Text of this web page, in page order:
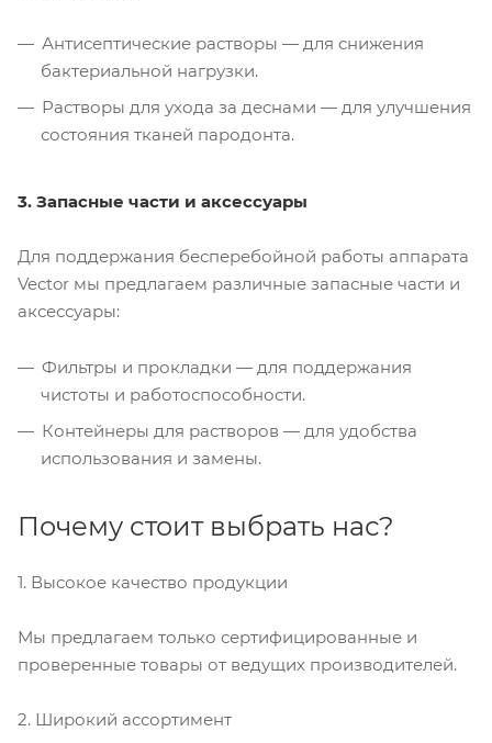
Антисептические растворы — для снижения
бактериальной нагрузки.
Растворы для ухода за деснами — для улучшения
состояния тканей пародонта.
3. Запасные части и аксессуары
Для поддержания бесперебойной работы аппарата
Vector мы предлагаем различные запасные части и
аксессуары:
Фильтры и прокладки — для поддержания
чистоты и работоспособности.
Контейнеры для растворов — для удобства
использования и замены.
Почему стоит выбрать нас?
1. Высокое качество продукции
Мы предлагаем только сертифицированные и
проверенные товары от ведущих производителей.
2. Широкий ассортимент